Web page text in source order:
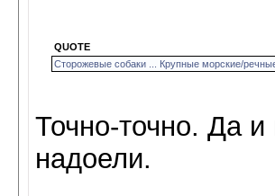
QUOTE
Сторожевые собаки ... Крупные морские/
Точно-точно. Да
надоели.